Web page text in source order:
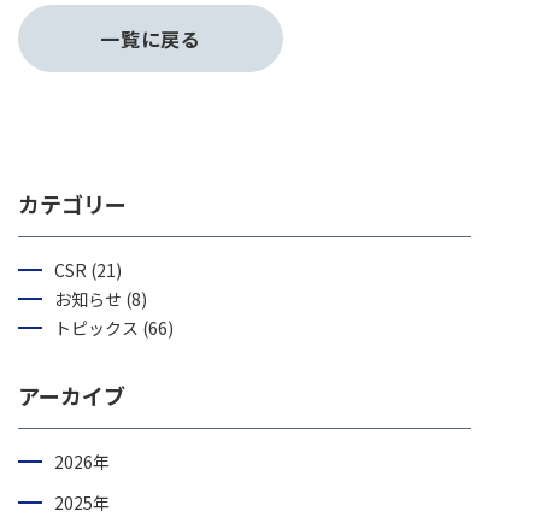
一覧に戻る
カテゴリー
CSR (21)
お知らせ (8)
トピックス (66)
アーカイブ
2026年
2025年